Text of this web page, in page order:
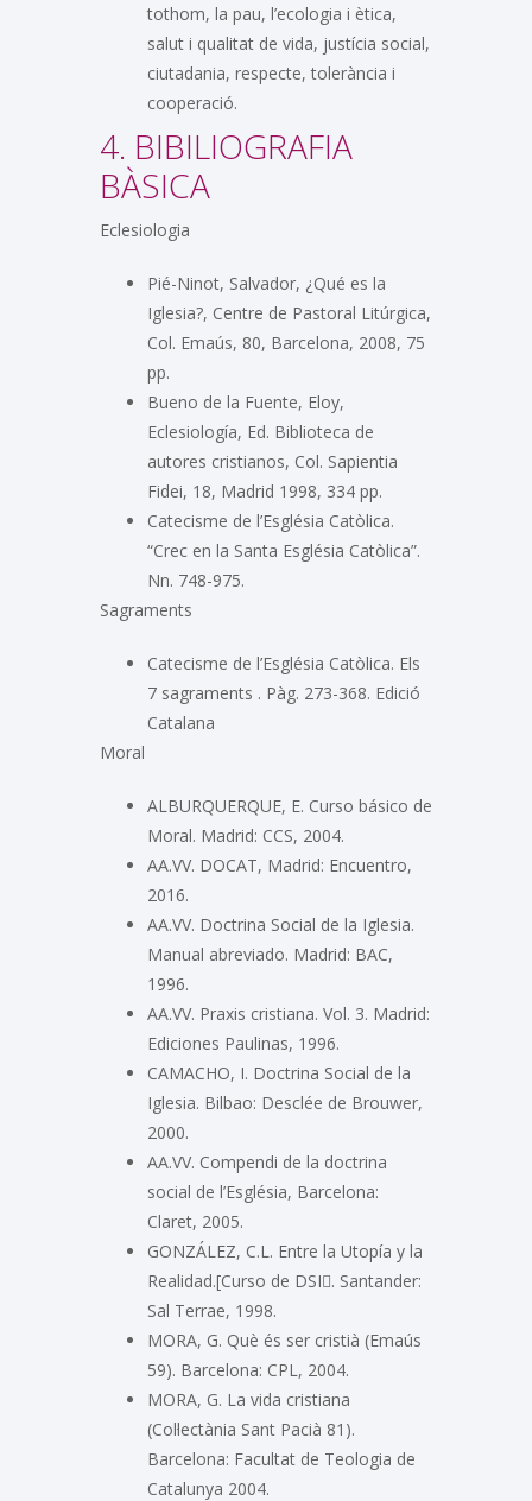
tothom, la pau, l’ecologia i ètica,
salut i qualitat de vida, justícia social,
ciutadania, respecte, tolerància i
cooperació.
4. BIBILIOGRAFIA
BÀSICA
Eclesiologia
Pié-Ninot, Salvador, ¿Qué es la
Iglesia?, Centre de Pastoral Litúrgica,
Col. Emaús, 80, Barcelona, 2008, 75
pp.
Bueno de la Fuente, Eloy,
Eclesiología, Ed. Biblioteca de
autores cristianos, Col. Sapientia
Fidei, 18, Madrid 1998, 334 pp.
Catecisme de l’Església Catòlica.
“Crec en la Santa Església Catòlica”.
Nn. 748-975.
Sagraments
Catecisme de l’Església Catòlica. Els
7 sagraments . Pàg. 273-368. Edició
Catalana
Moral
ALBURQUERQUE, E. Curso básico de
Moral. Madrid: CCS, 2004.
AA.VV. DOCAT, Madrid: Encuentro,
2016.
AA.VV. Doctrina Social de la Iglesia.
Manual abreviado. Madrid: BAC,
1996.
AA.VV. Praxis cristiana. Vol. 3. Madrid:
Ediciones Paulinas, 1996.
CAMACHO, I. Doctrina Social de la
Iglesia. Bilbao: Desclée de Brouwer,
2000.
AA.VV. Compendi de la doctrina
social de l’Església, Barcelona:
Claret, 2005.
GONZÁLEZ, C.L. Entre la Utopía y la
Realidad.[Curso de DSI. Santander:
Sal Terrae, 1998.
MORA, G. Què és ser cristià (Emaús
59). Barcelona: CPL, 2004.
MORA, G. La vida cristiana
(Col·lectània Sant Pacià 81).
Barcelona: Facultat de Teologia de
Catalunya 2004.